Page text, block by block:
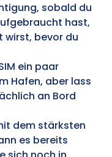
sobald du
hast,
wirst, bevor du
ein paar
Hafen, aber lass
an Bord
dem stärksten
es bereits